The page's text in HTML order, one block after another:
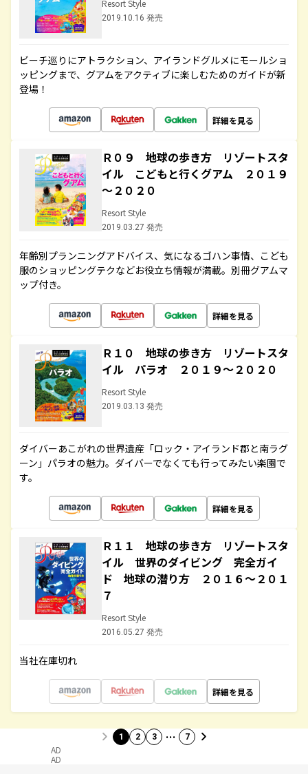
Resort Style
2019.10.16 発売
ビーチ巡りにアトラクション、アイランドグルメにモールショ
ッピングまで、グアムをアクティブに楽しむためのガイドが新
登場！
詳細を見る
Ｒ０９ 地球の歩き方 リゾートスタ
イル こどもと行くグアム ２０１９
～２０２０
Resort Style
2019.03.27 発売
年齢別プランニングアドバイス、気になるゴハン事情、こども
服のショッピングテクなどお役立ち情報が満載。別冊グアムマ
ップ付き。
詳細を見る
Ｒ１０ 地球の歩き方 リゾートスタ
イル パラオ ２０１９～２０２０
Resort Style
2019.03.13 発売
ダイバーあこがれの世界遺産「ロック・アイランド郡と南ラグ
ーン」パラオの魅力。ダイバーでなくても行ってみたい楽園で
す。
詳細を見る
Ｒ１１ 地球の歩き方 リゾートスタ
イル 世界のダイビング 完全ガイ
ド 地球の潜り方 ２０１６～２０１
７
Resort Style
2016.05.27 発売
当社在庫切れ
詳細を見る
1 2 3 … 7
AD
AD